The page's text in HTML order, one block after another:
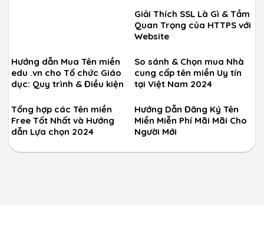
Giải Thích SSL Là Gì & Tầm
Quan Trọng của HTTPS với
Website
Hướng dẫn Mua Tên miền
edu .vn cho Tổ chức Giáo
dục: Quy trình & Điều kiện
So sánh & Chọn mua Nhà
cung cấp tên miền Uy tín
tại Việt Nam 2024
Tổng hợp các Tên miền
Free Tốt Nhất và Hướng
dẫn Lựa chọn 2024
Hướng Dẫn Đăng Ký Tên
Miền Miễn Phí Mãi Mãi Cho
Người Mới